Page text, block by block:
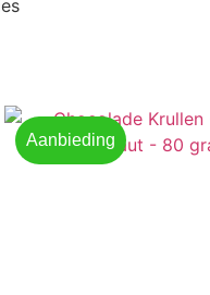
Aanbieding